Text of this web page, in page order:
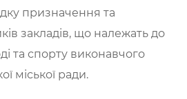
призначення та
закладів, що належать до
та спорту виконавчого
міської ради.